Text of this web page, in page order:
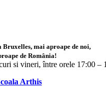
mai aproape de noi,
de România!
si vineri, între orele 17:00 –
Arthis